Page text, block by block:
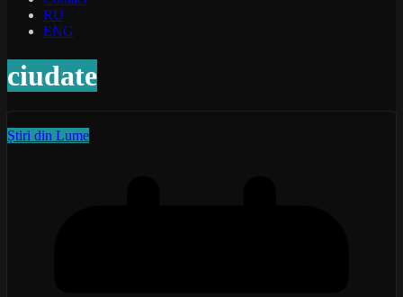
RU
ENG
ciudate
Știri din Lume